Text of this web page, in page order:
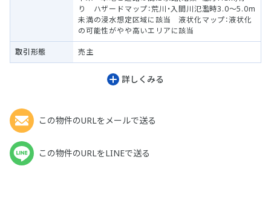
り ハザードマップ：荒川・入間川氾濫時3.0～5.0m
未満の浸水想定区域に該当 液状化マップ：液状化
の可能性がやや高いエリアに該当
取引形態 売主
詳しくみる
この物件のURLをメールで送る
この物件のURLをLINEで送る